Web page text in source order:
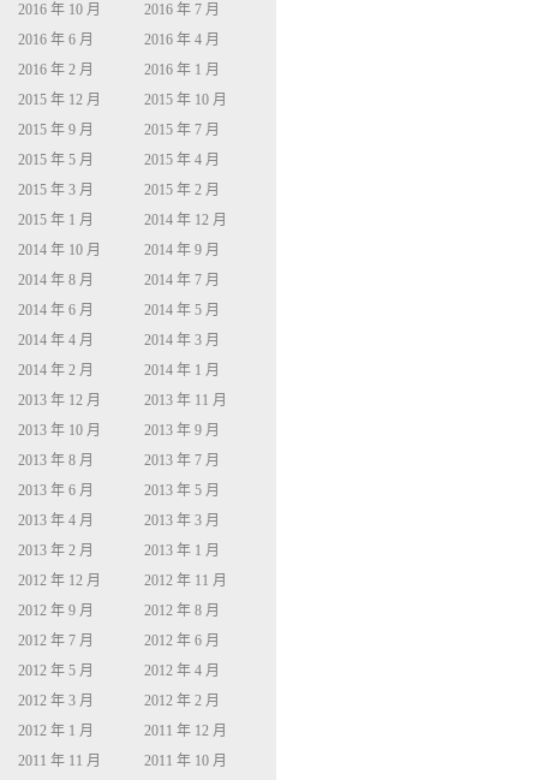
2016 年 10 月
2016 年 7 月
2016 年 6 月
2016 年 4 月
2016 年 2 月
2016 年 1 月
2015 年 12 月
2015 年 10 月
2015 年 9 月
2015 年 7 月
2015 年 5 月
2015 年 4 月
2015 年 3 月
2015 年 2 月
2015 年 1 月
2014 年 12 月
2014 年 10 月
2014 年 9 月
2014 年 8 月
2014 年 7 月
2014 年 6 月
2014 年 5 月
2014 年 4 月
2014 年 3 月
2014 年 2 月
2014 年 1 月
2013 年 12 月
2013 年 11 月
2013 年 10 月
2013 年 9 月
2013 年 8 月
2013 年 7 月
2013 年 6 月
2013 年 5 月
2013 年 4 月
2013 年 3 月
2013 年 2 月
2013 年 1 月
2012 年 12 月
2012 年 11 月
2012 年 9 月
2012 年 8 月
2012 年 7 月
2012 年 6 月
2012 年 5 月
2012 年 4 月
2012 年 3 月
2012 年 2 月
2012 年 1 月
2011 年 12 月
2011 年 11 月
2011 年 10 月